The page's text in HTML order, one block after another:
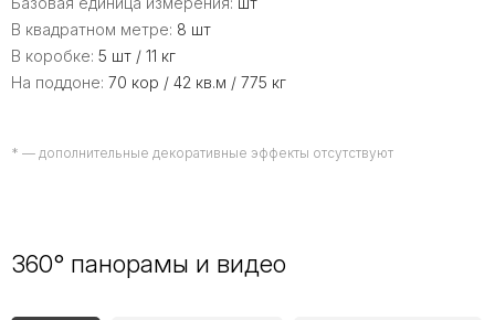
В квадратном метре: 8 шт
В коробке: 5 шт / 11 кг
На поддоне: 70 кор / 42 кв.м / 775 кг
* — дополнительные декоративные эффекты отсутствуют
360° панорамы и видео